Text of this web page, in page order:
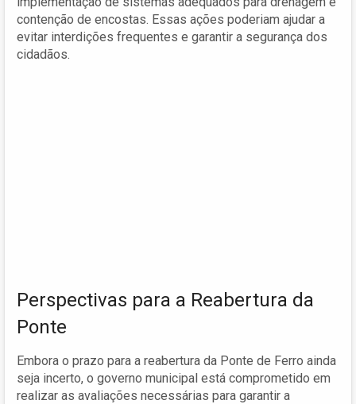
contenção de encostas. Essas ações poderiam ajudar a
evitar interdições frequentes e garantir a segurança dos
cidadãos.
Perspectivas para a Reabertura da
Ponte
Embora o prazo para a reabertura da Ponte de Ferro ainda
seja incerto, o governo municipal está comprometido em
realizar as avaliações necessárias para garantir a